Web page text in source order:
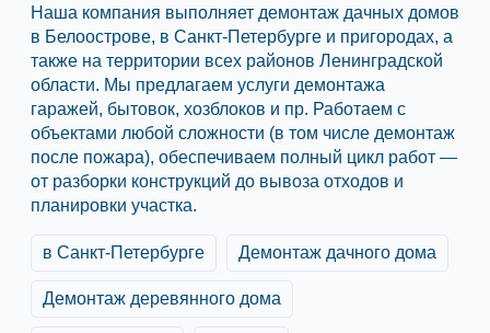
Наша компания выполняет демонтаж дачных домов
в Белоострове, в Санкт-Петербурге и пригородах, а
также на территории всех районов Ленинградской
области. Мы предлагаем услуги демонтажа
гаражей, бытовок, хозблоков и пр. Работаем с
объектами любой сложности (в том числе демонтаж
после пожара), обеспечиваем полный цикл работ —
от разборки конструкций до вывоза отходов и
планировки участка.
в Санкт-Петербурге Демонтаж дачного дома
Демонтаж деревянного дома